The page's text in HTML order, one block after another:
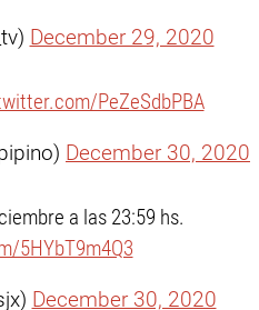
December 29, 2020
PeZeSdbPBA
December 30, 2020
a las 23:59 hs.
5HYbT9m4Q3
December 30, 2020